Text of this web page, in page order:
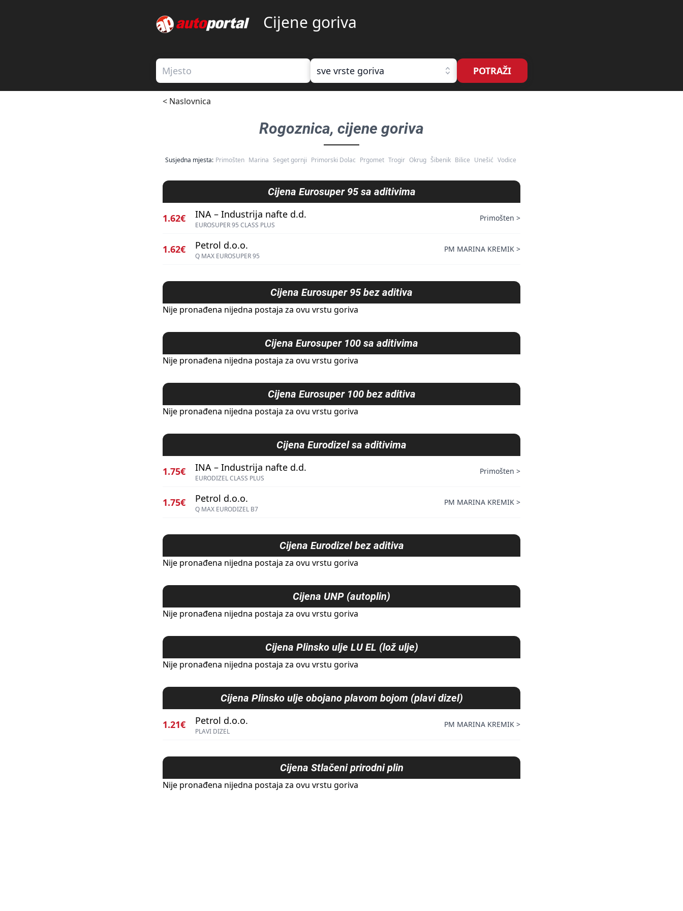
Cijene goriva
sve vrste goriva POTRAŽI
< Naslovnica
Rogoznica, cijene goriva
Susjedna mjesta: Primošten Marina Seget gornji Primorski Dolac Prgomet Trogir Okrug Šibenik Bilice Unešić Vodice
Cijena Eurosuper 95 sa aditivima
1.62€ INA – Industrija nafte d.d.
EUROSUPER 95 CLASS PLUS
Primošten >
1.62€ Petrol d.o.o.
Q MAX EUROSUPER 95
PM MARINA KREMIK >
Cijena Eurosuper 95 bez aditiva
Nije pronađena nijedna postaja za ovu vrstu goriva
Cijena Eurosuper 100 sa aditivima
Nije pronađena nijedna postaja za ovu vrstu goriva
Cijena Eurosuper 100 bez aditiva
Nije pronađena nijedna postaja za ovu vrstu goriva
Cijena Eurodizel sa aditivima
1.75€ INA – Industrija nafte d.d.
EURODIZEL CLASS PLUS
Primošten >
1.75€ Petrol d.o.o.
Q MAX EURODIZEL B7
PM MARINA KREMIK >
Cijena Eurodizel bez aditiva
Nije pronađena nijedna postaja za ovu vrstu goriva
Cijena UNP (autoplin)
Nije pronađena nijedna postaja za ovu vrstu goriva
Cijena Plinsko ulje LU EL (lož ulje)
Nije pronađena nijedna postaja za ovu vrstu goriva
Cijena Plinsko ulje obojano plavom bojom (plavi dizel)
1.21€ Petrol d.o.o.
PLAVI DIZEL
PM MARINA KREMIK >
Cijena Stlačeni prirodni plin
Nije pronađena nijedna postaja za ovu vrstu goriva